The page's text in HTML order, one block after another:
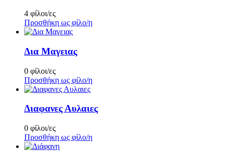
4 φίλοι/ες
Προσθήκη ως φίλο/η
Δια Μαγειας
0 φίλοι/ες
Προσθήκη ως φίλο/η
Διαφανες Αυλαιες
0 φίλοι/ες
Προσθήκη ως φίλο/η